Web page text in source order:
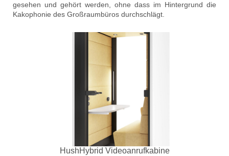
gesehen und gehört werden, ohne dass im Hintergrund die
Kakophonie des Großraumbüros durchschlägt.
HushHybrid Videoanrufkabine